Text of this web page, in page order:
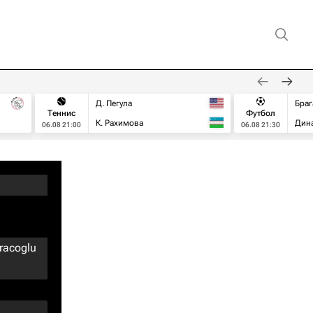
Теннис
06.08 21:00
Д. Пегула
К. Рахимова
Футбол
06.08 21:30